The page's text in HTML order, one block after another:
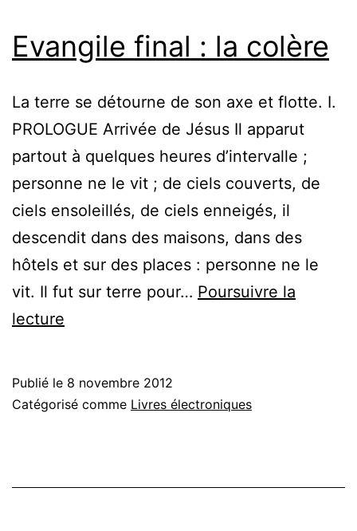
Evangile final : la colère
La terre se détourne de son axe et flotte. I.
PROLOGUE Arrivée de Jésus Il apparut
partout à quelques heures d’intervalle ;
personne ne le vit ; de ciels couverts, de
ciels ensoleillés, de ciels enneigés, il
descendit dans des maisons, dans des
hôtels et sur des places : personne ne le
vit. Il fut sur terre pour… Poursuivre la
lecture
la
Publié le 8 novembre 2012
Catégorisé comme Livres électroniques